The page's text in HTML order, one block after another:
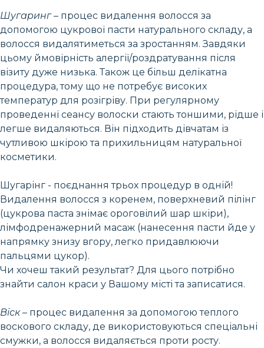
Шугаринг– процес видалення волосся за
допомогою цукрової пасти натурального складу, а
волосся видалятиметься за зростанням. Завдяки
цьому ймовірність алергії/роздратування після
візиту дуже низька. Також це більш делікатна
процедура, тому що не потребує високих
температур для розігріву. При регулярному
проведенні сеансу волоски стають тоншими, рідше і
легше видаляються. Він підходить дівчатам із
чутливою шкірою та прихильницям натуральної
косметики.
Шугарінг - поєднання трьох процедур в одній!
Видалення волосся з коренем, поверхневий пілінг
(цукрова паста знімає ороговілий шар шкіри),
лімфодренажерний масаж (нанесення пасти йде у
напрямку знизу вгору, легко придавлюючи
пальцями цукор).
Чи хочеш такий результат? Для цього потрібно
знайти салон краси у Вашому місті та записатися.
Віск– процес видалення за допомогою теплого
воскового складу, де використовуються спеціальні
смужки, а волосся видаляється проти росту.